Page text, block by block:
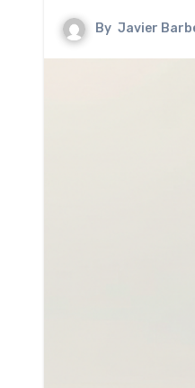
By Javier